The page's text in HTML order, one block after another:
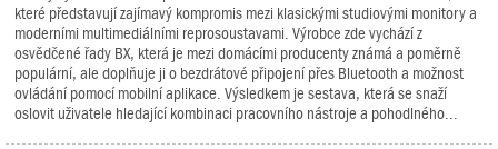
které představují zajímavý kompromis mezi klasickými studiovými monitory a
moderními multimediálními reprosoustavami. Výrobce zde vychází z
osvědčené řady BX, která je mezi domácími producenty známá a poměrně
populární, ale doplňuje ji o bezdrátové připojení přes Bluetooth a možnost
ovládání pomocí mobilní aplikace. Výsledkem je sestava, která se snaží
oslovit uživatele hledající kombinaci pracovního nástroje a pohodlného...